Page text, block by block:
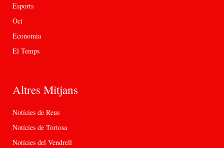
Esports
Oci
Economia
El Temps
Altres Mitjans
Notícies de Reus
Notícies de Tortosa
Notícies del Vendrell